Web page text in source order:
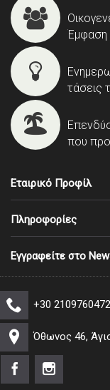
Έμφαση
τάσεις
που
Εταιρικό Προφίλ
Πληροφορίες
Εγγραφείτε στο
+30 2109760472
Όθωνος 46,